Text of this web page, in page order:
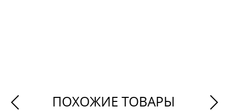
ПОХОЖИЕ ТОВАРЫ